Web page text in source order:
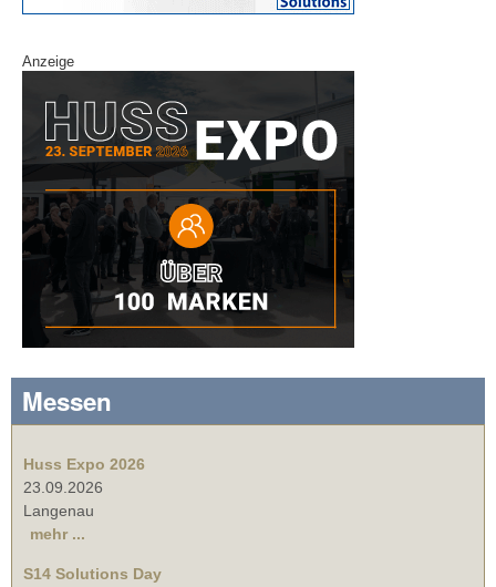
Anzeige
Messen
Huss Expo 2026
23.09.2026
Langenau
mehr ...
S14 Solutions Day